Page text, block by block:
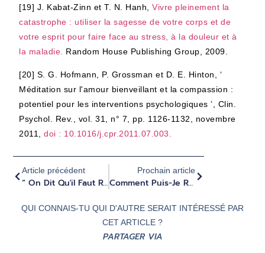
[19] J. Kabat-Zinn et T. N. Hanh,Vivre pleinement la
catastrophe : utiliser la sagesse de votre corps et de
votre esprit pour faire face au stress, à la douleur et à
la maladie.
Random House Publishing Group, 2009.
[20] S. G. Hofmann, P. Grossman et D. E. Hinton, ‘
Méditation sur l'amour bienveillant et la compassion :
potentiel pour les interventions psychologiques ’, Clin.
Psychol. Rev., vol. 31, n° 7, pp. 1126-1132, novembre
2011,doi : 10.1016/j.cpr.2011.07.003.
Article précédent
“ On Dit Qu'il Faut Ressentir Un Appel ” – Rapports De Voyage Avec La Psilocybine D'Evolute – Maximilian
Prochain article
Comment Puis-Je Réguler Mon Système Nerveux Grâce À Ma Respiration ?
QUI CONNAIS-TU QUI D'AUTRE SERAIT INTÉRESSÉ PAR
CET ARTICLE ?
PARTAGER VIA